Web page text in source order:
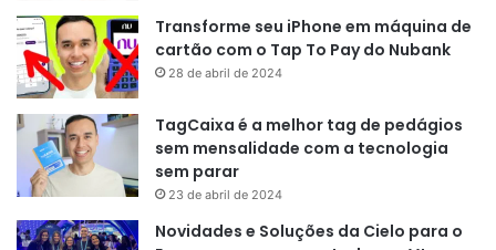
Transforme seu iPhone em máquina de
cartão com o Tap To Pay do Nubank
28 de abril de 2024
TagCaixa é a melhor tag de pedágios
sem mensalidade com a tecnologia
sem parar
23 de abril de 2024
Novidades e Soluções da Cielo para o